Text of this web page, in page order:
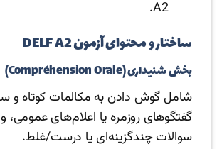
A2.
ساختار و محتوای آزمون DELF A2
بخش شنیداری (Compréhension Orale)
شامل گوش دادن به مکالمات کوتاه و
گفتگوهای روزمره یا اعلام‌های عمومی،
سوالات چندگزینه‌ای یا درست/غلط.